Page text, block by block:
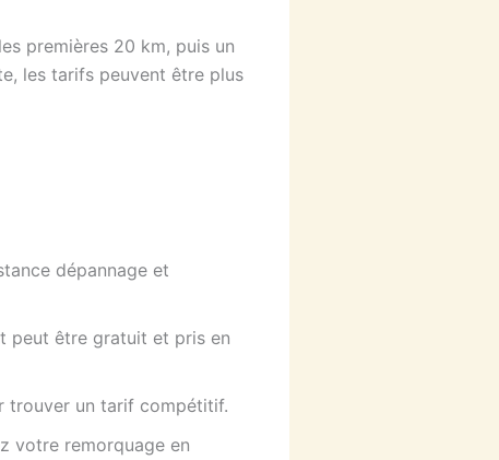
premières 20 km, puis un
les tarifs peuvent être plus
dépannage et
peut être gratuit et pris en
trouver un tarif compétitif.
votre remorquage en